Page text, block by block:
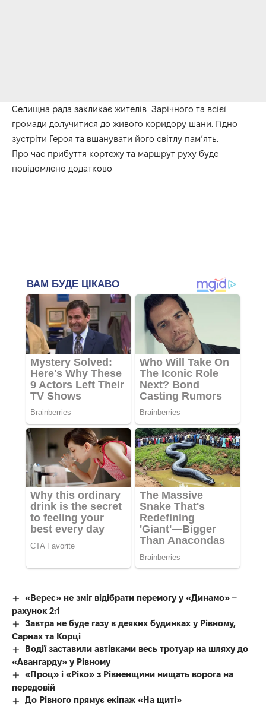
Селищна рада закликає жителів Зарічного та всієї
громади долучитися до живого коридору шани. Гідно
зустріти Героя та вшанувати його світлу пам’ять.
Про час прибуття кортежу та маршрут руху буде
повідомлено додатково
«Верес» не зміг відібрати перемогу у «Динамо» –
рахунок 2:1
Завтра не буде газу в деяких будинках у Рівному,
Сарнах та Корці
Водії заставили автівками весь тротуар на шляху до
«Авангарду» у Рівному
«Проц» і «Ріко» з Рівненщини нищать ворога на
передовій
До Рівного прямує екіпаж «На щиті»